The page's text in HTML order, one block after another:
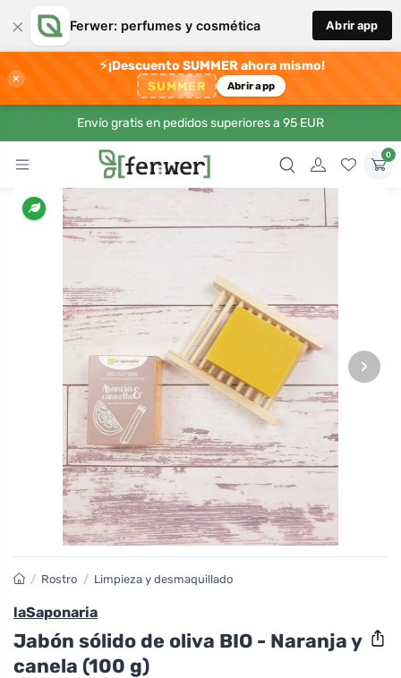
× Ferwer: perfumes y cosmética Abrir app
×
⚡¡Descuento SUMMER ahora mismo!
SUMMER Abrir app
Envío gratis en pedidos superiores a 95 EUR
0
›
/ Rostro / Limpieza y desmaquillado
laSaponaria
Jabón sólido de oliva BIO - Naranja y
canela (100 g)